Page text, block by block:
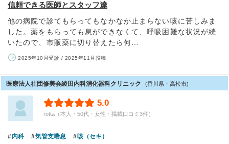
信頼できる医師とスタッフ達
他の病院で診てもらってもなかなか止まらない咳に苦しみま
した。薬をもらっても息ができなくて、呼吸困難な状況が続
いたので、市販薬に切り替えたら何…
2025年10月受診 / 2025年11月投稿
医療法人社団修美会綾田内科消化器科クリニック (香川県・高松市)
5.0
rotta（本人・50代・女性・掲載口コミ3件）
内科 気管支喘息 咳（セキ）